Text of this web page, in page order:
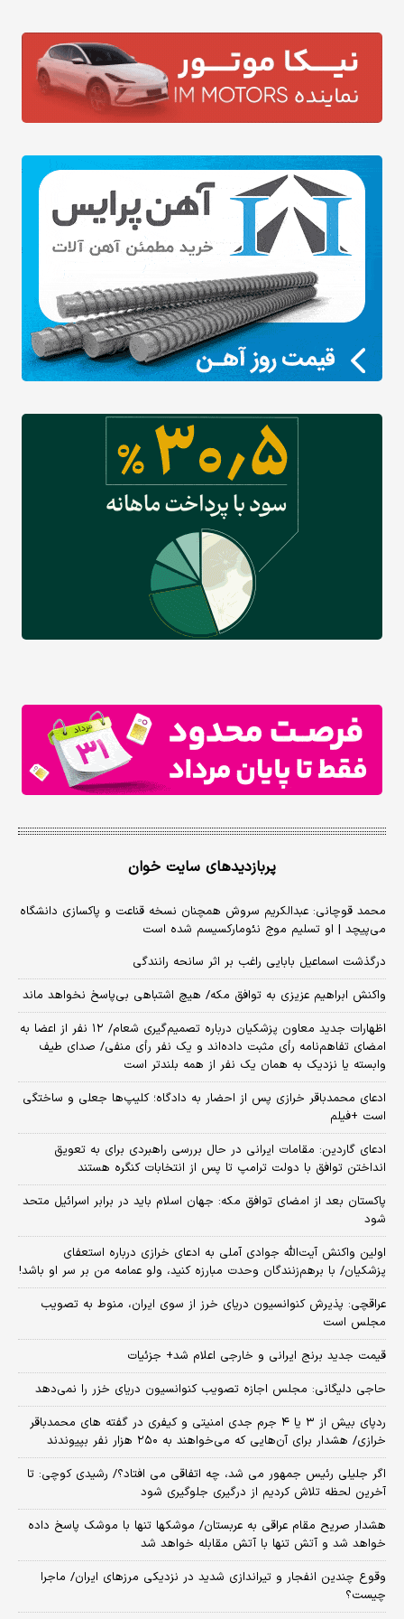
پربازدیدهای سایت خوان
محمد قوچانی: عبدالکریم سروش همچنان نسخه قناعت و پاکسازی دانشگاه
می‌پیچد | او تسلیم موج نئومارکسیسم شده است
درگذشت اسماعیل بابایی راغب بر اثر سانحه رانندگی
واکنش ابراهیم عزیزی به توافق مکه/ هیچ اشتباهی بی‌پاسخ نخواهد ماند
اظهارات جدید معاون پزشکیان درباره تصمیم‌گیری شعام/ ۱۲ نفر از اعضا به
امضای تفاهم‌نامه رأی مثبت داده‌اند و یک نفر رأی منفی/ صدای طیف
وابسته یا نزدیک به همان یک نفر از همه بلندتر است
ادعای محمدباقر خرازی پس از احضار به دادگاه؛ کلیپ‌ها جعلی و ساختگی
است +فیلم
ادعای گاردین: مقامات ایرانی در حال بررسی راهبردی برای به تعویق
انداختن توافق با دولت ترامپ تا پس از انتخابات کنگره هستند
پاکستان بعد از امضای توافق مکه: جهان اسلام باید در برابر اسرائیل متحد
شود
اولین واکنش آیت‌الله جوادی آملی به ادعای خرازی درباره استعفای
پزشکیان/ با برهم‌زنندگان وحدت مبارزه کنید، ولو عمامه من بر سر او باشد!
عراقچی: پذیرش کنوانسیون دریای خرز از سوی ایران، منوط به تصویب
مجلس است
قیمت جدید برنج ایرانی و خارجی اعلام شد+ جزئیات
حاجی دلیگانی: مجلس اجازه تصویب کنوانسیون دریای خزر را نمی‌دهد
ردپای بیش از ۳ یا ۴ جرم جدی امنیتی و کیفری در گفته های محمدباقر
خرازی/ هشدار برای آن‌هایی که می‌خواهند به ۲۵۰ هزار نفر بپیوندند
اگر جلیلی رئیس جمهور می شد، چه اتفاقی می افتاد؟/ رشیدی کوچی: تا
آخرین لحظه تلاش کردیم از درگیری جلوگیری شود
هشدار صریح مقام عراقی به عربستان/ موشکها تنها با موشک پاسخ داده
خواهد شد و آتش تنها با آتش مقابله خواهد شد
وقوع چندین انفجار و تیراندازی شدید در نزدیکی مرز‌های ایران/ ماجرا
چیست؟